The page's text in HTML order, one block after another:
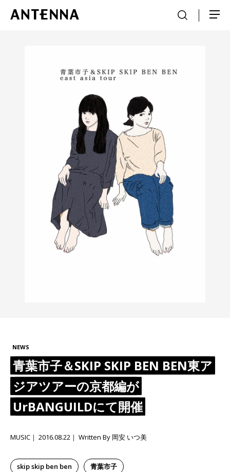
NEWS
青葉市子＆SKIP SKIP BEN BEN東ア
ジアツアーの京都編が
UrBANGUILDにて開催
skip skip ben ben 青葉市子
MUSIC 2016.08.22 Written By 岡安 いつ美